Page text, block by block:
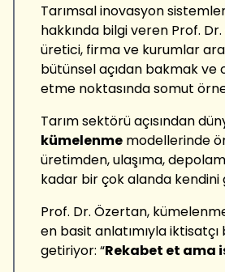
Tarımsal inovasyon
hakkında bilgi veren Prof.
üretici, firma ve kurumlar
bütünsel açıdan bakmak
etme noktasında somut
Tarım sektörü açısından
kümelenme modellerinde
üretimden, ulaşıma,
kadar bir çok alanda kendini
Prof. Dr. Özertan,
en basit anlatımıyla iktisatçı
getiriyor: “Rekabet et ama